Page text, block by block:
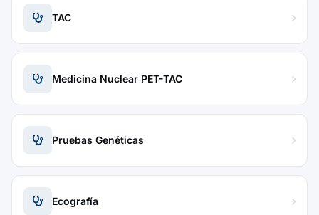
TAC
Medicina Nuclear PET-TAC
Pruebas Genéticas
Ecografía